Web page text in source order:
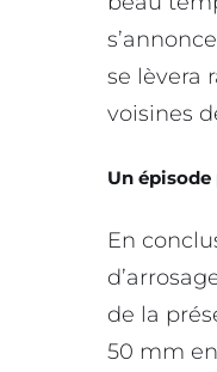
se lèvera
voisines
Un
En
de la
50 mm